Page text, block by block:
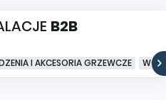
B2B
I AKCESORIA GRZEWCZE